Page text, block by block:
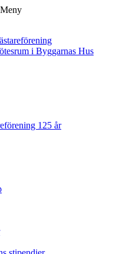
Meny
i Byggarnas Hus
125 år